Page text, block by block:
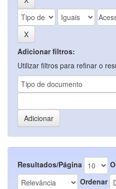
Adicionar filtros:
Utilizar filtros para refinar o
Resultados/Página
Ordenar